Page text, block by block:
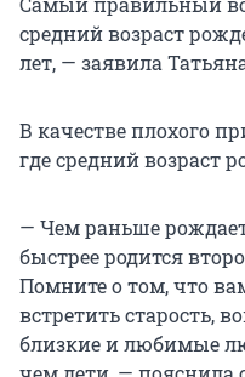
средний возраст
лет, — заявила
В качестве плохого
где средний возраст
— Чем раньше
быстрее родится
Помните о том, что
встретить старость,
близкие и любимые